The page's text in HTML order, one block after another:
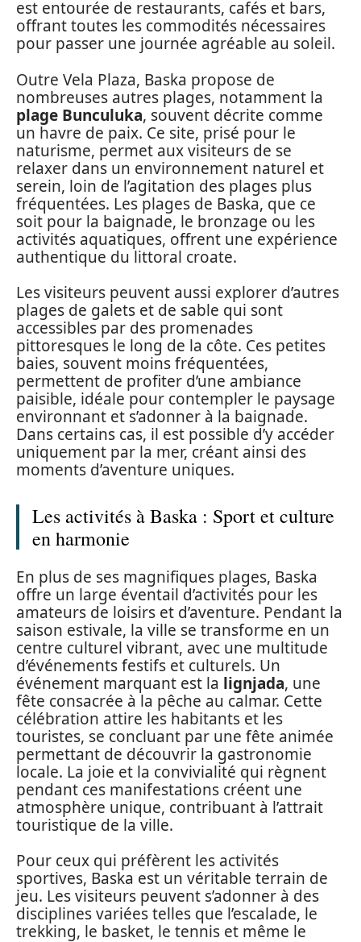
est entourée de restaurants, cafés et bars,
offrant toutes les commodités nécessaires
pour passer une journée agréable au soleil.
Outre Vela Plaza, Baska propose de
nombreuses autres plages, notamment la
plage Bunculuka, souvent décrite comme
un havre de paix. Ce site, prisé pour le
naturisme, permet aux visiteurs de se
relaxer dans un environnement naturel et
serein, loin de l’agitation des plages plus
fréquentées. Les plages de Baska, que ce
soit pour la baignade, le bronzage ou les
activités aquatiques, offrent une expérience
authentique du littoral croate.
Les visiteurs peuvent aussi explorer d’autres
plages de galets et de sable qui sont
accessibles par des promenades
pittoresques le long de la côte. Ces petites
baies, souvent moins fréquentées,
permettent de profiter d’une ambiance
paisible, idéale pour contempler le paysage
environnant et s’adonner à la baignade.
Dans certains cas, il est possible d’y accéder
uniquement par la mer, créant ainsi des
moments d’aventure uniques.
Les activités à Baska : Sport et culture
en harmonie
En plus de ses magnifiques plages, Baska
offre un large éventail d’activités pour les
amateurs de loisirs et d’aventure. Pendant la
saison estivale, la ville se transforme en un
centre culturel vibrant, avec une multitude
d’événements festifs et culturels. Un
événement marquant est la lignjada, une
fête consacrée à la pêche au calmar. Cette
célébration attire les habitants et les
touristes, se concluant par une fête animée
permettant de découvrir la gastronomie
locale. La joie et la convivialité qui règnent
pendant ces manifestations créent une
atmosphère unique, contribuant à l’attrait
touristique de la ville.
Pour ceux qui préfèrent les activités
sportives, Baska est un véritable terrain de
jeu. Les visiteurs peuvent s’adonner à des
disciplines variées telles que l’escalade, le
trekking, le basket, le tennis et même le